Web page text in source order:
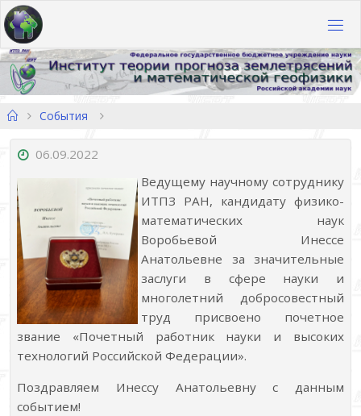
Перейти
к
содержимому
ГлавнаяСобытия
06.09.2022
Ведущему научному сотруднику
ИТПЗ РАН, кандидату физико-
математических наук
Воробьевой Инессе
Анатольевне за значительные
заслуги в сфере науки и
многолетний добросовестный
труд присвоено почетное
звание «Почетный работник науки и высоких
технологий Российской Федерации».
Поздравляем Инессу Анатольевну с данным
событием!